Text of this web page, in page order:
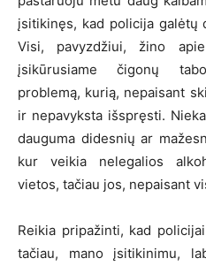
įsitikinęs, kad policija galėtų
Visi, pavyzdžiui, žino
įsikūrusiame čigonų
problemą, kurią, nepaisant
ir nepavyksta išspręsti.
dauguma didesnių ar
kur veikia nelegalios
vietos, tačiau jos, nepaisant
Reikia pripažinti, kad
tačiau, mano įsitikinimu,